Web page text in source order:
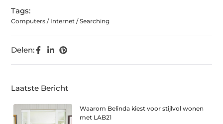
Tags:
Computers / Internet / Searching
Delen:
Laatste Bericht
Waarom Belinda kiest voor stijlvol wonen
met LAB21